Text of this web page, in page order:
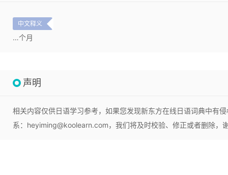
中文释义
…个月
声明
相关内容仅供日语学习参考，如果您发现新东方在线日语词典中有
系：heyiming@koolearn.com，我们将及时校验、修正或者删除，